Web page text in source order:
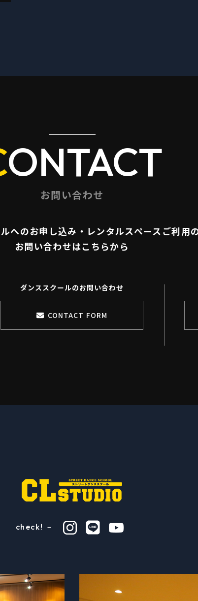
CONTACT
お問い合わせ
へのお申し込み・ レンタルスペースご利用
お問い合わせはこちらから
ダンススクールのお問い合わせ
CONTACT FORM
check! －